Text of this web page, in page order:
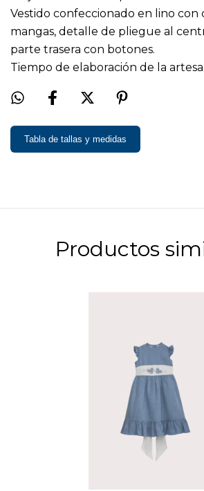
Vestido confeccionado en lino con
mangas, detalle de pliegue al
parte trasera con botones.
Tiempo de elaboración de la
Tabla de tallas y medidas
Productos